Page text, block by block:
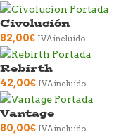
Civolución
82,00€ IVA incluido
Rebirth
42,00€ IVA incluido
Vantage
80,00€ IVA incluido